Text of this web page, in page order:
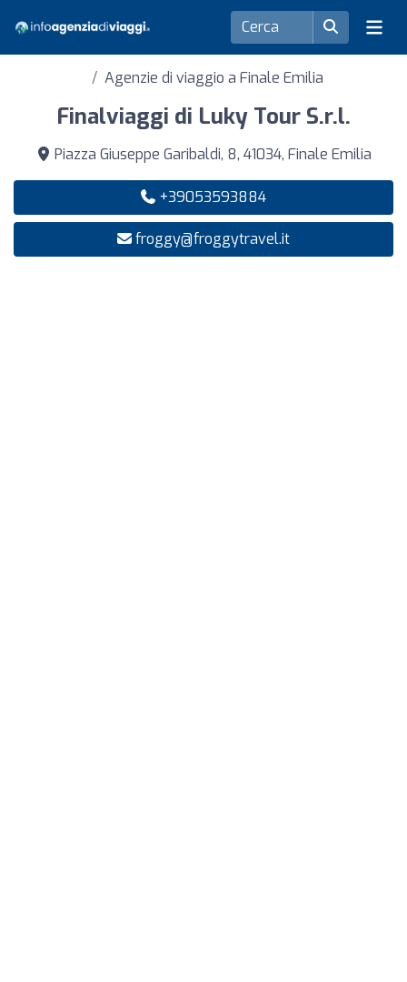
Agenzie di viaggio a Finale Emilia
Finalviaggi di Luky Tour S.r.l.
Piazza Giuseppe Garibaldi, 8, 41034, Finale Emilia
+39053593884
froggy@froggytravel.it